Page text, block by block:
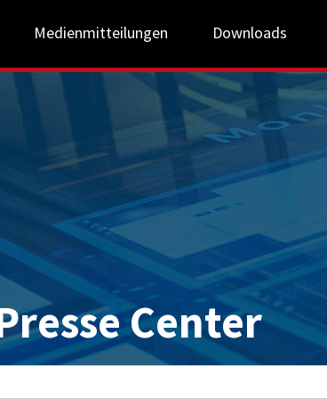
Medienmitteilungen Downloads
Center